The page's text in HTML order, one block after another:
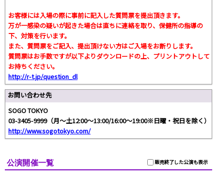
お客様には入場の際に事前に記入した質問票を提出頂きます。
万が一感染の疑いが起きた場合は直ちに連絡を取り、保健所の指導の
下、対策を行います。
また、質問票をご記入、提出頂けない方はご入場をお断りします。
質問票はお手数ですが以下よりダウンロードの上、プリントアウトして
お持ちください。
http://r-t.jp/question_dl
お問い合わせ先
SOGO TOKYO
03-3405-9999（月〜土12:00〜13:00/16:00〜19:00※日曜・祝日を除く）
http://www.sogotokyo.com/
販売終了した公演も表示
公演開催一覧